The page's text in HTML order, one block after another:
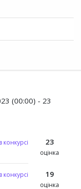
(00:00) - 23
конкурсі
23
оцінка
конкурсі
19
оцінка